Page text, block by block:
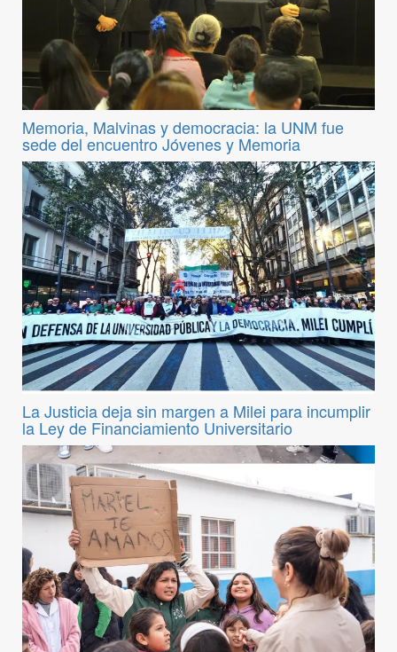
Memoria, Malvinas y democracia: la UNM fue
sede del encuentro Jóvenes y Memoria
La Justicia deja sin margen a Milei para incumplir
la Ley de Financiamiento Universitario